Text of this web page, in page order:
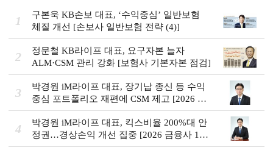
1
구본욱 KB손보 대표, ‘수익중심ʼ 일반보험
체질 개선 [손보사 일반보험 전략 (4)]
2
정문철 KB라이프 대표, 요구자본 늘자
ALM·CSM 관리 강화 [보험사 기본자본 점검]
3
박경원 iM라이프 대표, 장기납 종신 등 수익
중심 포트폴리오 재편에 CSM 제고 [2026 금
융사 상반기 실적]
4
박경원 iM라이프 대표, 킥스비율 200%대 안
정권…경상손익 개선 집중 [2026 금융사 1분
기 실적]